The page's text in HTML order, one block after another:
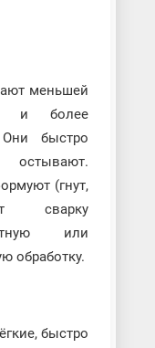
меньшей
и более
быстро
остывают.
(гнут,
сварку
или
обработку.
быстро